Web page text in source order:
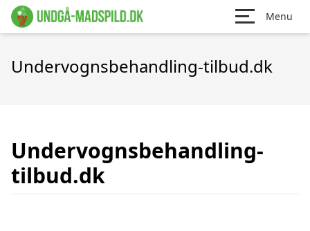
Menu
Undervognsbehandling-tilbud.dk
Undervognsbehandling-
tilbud.dk